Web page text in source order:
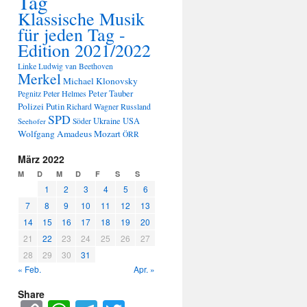
Klassische Musik
für jeden Tag -
Edition 2021/2022
Linke Ludwig van Beethoven
MerkelMichael Klonovsky
Pegnitz Peter HelmesPeter Tauber
PolizeiPutin Richard Wagner Russland
Seehofer SPD Söder Ukraine USA
Wolfgang Amadeus Mozart ÖRR
März 2022
M D M D F S S
1 2 3 4 5
6
7
8 9 10 11 12
13
14
15 16 17 18 19
20
21
22 23 24 25 26
27
28
29 30
31
« Feb.
Apr. »
Share